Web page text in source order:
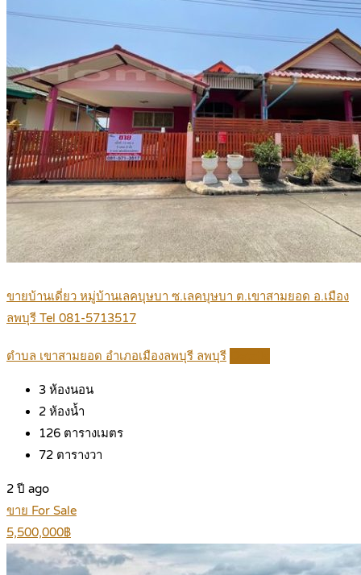
ขายบ้านเดี่ยว หมู่บ้านเลคบุษบา ซ.เลคบุษบา ต.เขาสามยอด อ.เมือง
ลพบุรี Tel 081-5713517
ตำบล เขาสามยอด อำเภอเมืองลพบุรี ลพบุรี
3 ห้องนอน
2 ห้องน้ำ
126 ตารางเมตร
72 ตารางวา
2 ปี ago
ขาย For Sale
5,500,000฿